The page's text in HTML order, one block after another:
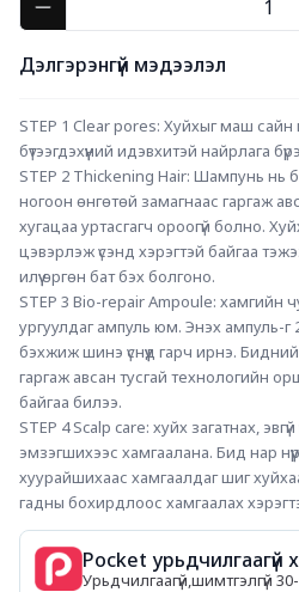
Дэлгэрэнгүй мэдээлэл
STEP 1 Clear pores: Хуйхыг маш
бүтээгдэхүүний идэвхитэй найрлага
STEP 2 Thickening Hair: Шампунь нь
ногоон өнгөтөй замагнаас гаргаж
хугацаа уртасгагч ороогүй болно.
цэвэрлэж үсэнд хэрэгтэй байгаа
илүү өргөн бат бэх болгоно.
STEP 3 Bio-repair Ampoule: хамгийн
ургуулдаг ампуль юм. Энэх ампуль-г
бэхжиж шинэ үснүүд гарч ирнэ.
гаргаж авсан тусгай технологийн
байгаа билээ.
STEP 4 Scalp care: хуйх загатнах,
эмзэгшихээс хамгаалана. Бид нар
хуурайшихаас хамгаалдаг шиг
гадны бохирдлоос хамгаалах
Pocket урьдчилгаагүй
Урьдчилгаагүй,шимтгэлгүй